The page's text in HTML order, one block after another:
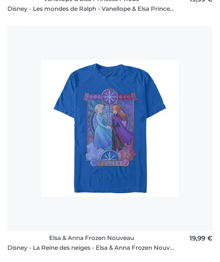
Disney - Les mondes de Ralph - Vanellope & Elsa Princess PRobs - Femme T-shirt
Elsa & Anna Frozen Nouveau
Disney - La Reine des neiges - Elsa & Anna Frozen Nouveau - Homme T-shirt
19,99 €